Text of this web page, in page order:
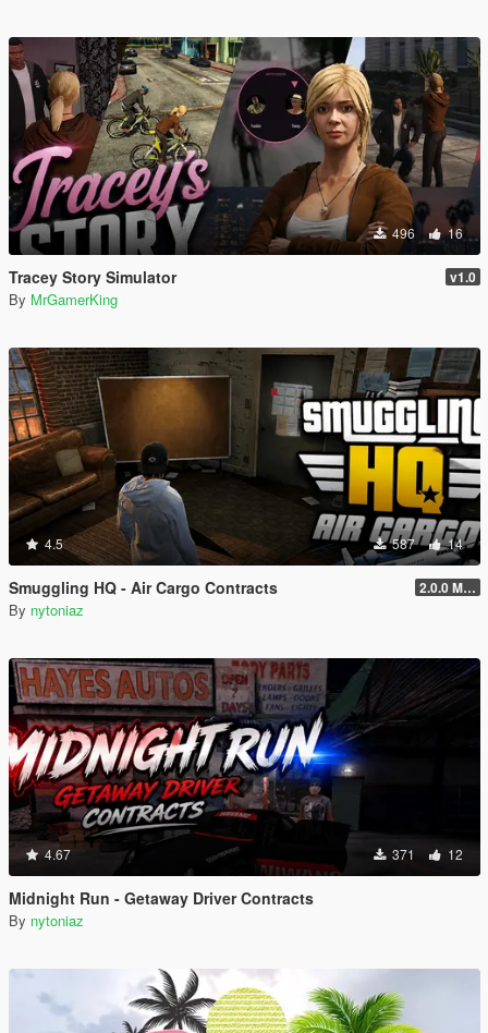
496 16
Tracey Story Simulator v1.0
By MrGamerKing
4.5 587 14
Smuggling HQ - Air Cargo Contracts 2.0.0 Menu + New Missions
By nytoniaz
4.67 371 12
Midnight Run - Getaway Driver Contracts
By nytoniaz